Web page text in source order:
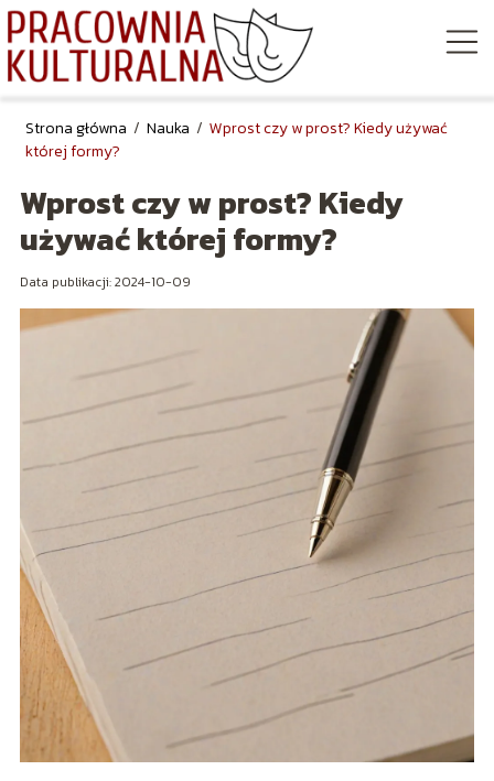
Strona główna / Nauka / Wprost czy w prost? Kiedy używać
której formy?
Wprost czy w prost? Kiedy
używać której formy?
Data publikacji: 2024-10-09